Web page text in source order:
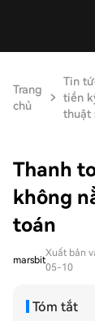
Trang
chủ
Tin
tiền
thuật
Thanh
không
toán
marsbit
Xuất bản
05-10
Tóm tắt